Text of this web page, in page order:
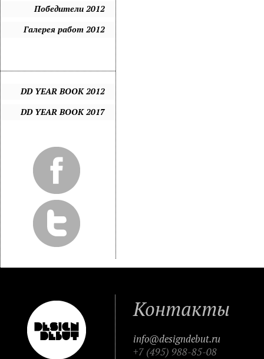
Победители 2012
Галерея работ 2012
DD YEAR BOOK 2012
DD YEAR BOOK 2017
Контакты
info@designdebut.ru
+7 (495) 988-85-08